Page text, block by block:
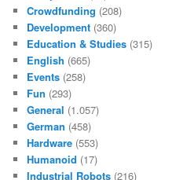
Crowdfunding (208)
Development (360)
Education & Studies (315)
English (665)
Events (258)
Fun (293)
General (1.057)
German (458)
Hardware (553)
Humanoid (17)
Industrial Robots (216)